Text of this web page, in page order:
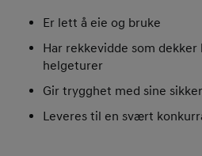
Er lett å eie og bruke
Har rekkevidde som dekker
helgeturer
Gir trygghet med sine
Leveres til en svært